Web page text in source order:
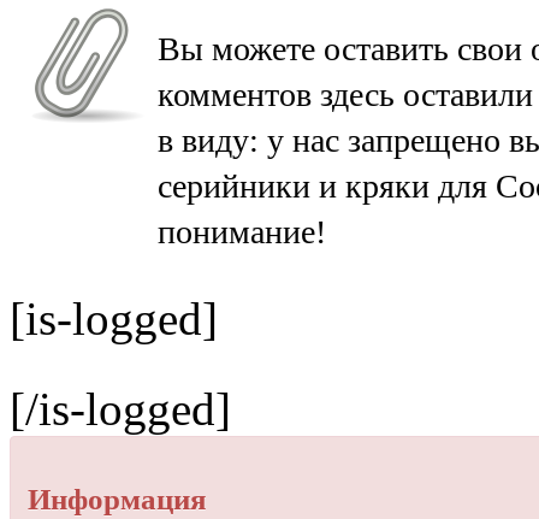
Вы можете оставить свои
комментов здесь
в виду: у нас запрещено
серийники и кряки для
понимание!
[is-logged]
[/is-logged]
Информация